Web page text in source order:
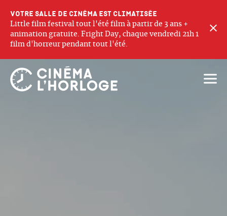
Votre salle de cinéma est climatisée
Little film festival tout l'été film à partir de 3 ans +
animation gratuite. Fright Day, chaque vendredi 21h 1
film d'horreur pendant tout l'été.